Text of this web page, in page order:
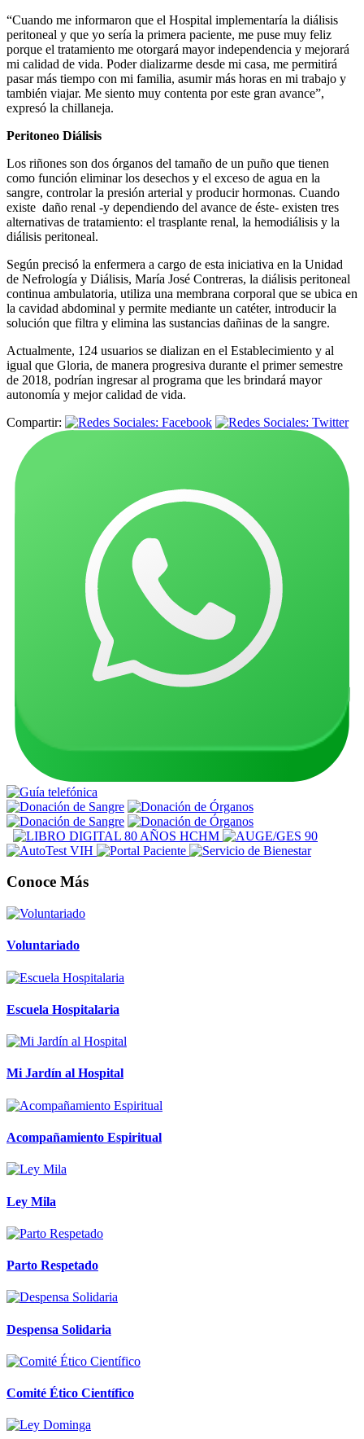
“Cuando me informaron que el Hospital implementaría la diálisis
peritoneal y que yo sería la primera paciente, me puse muy feliz
porque el tratamiento me otorgará mayor independencia y mejorará
mi calidad de vida. Poder dializarme desde mi casa, me permitirá
pasar más tiempo con mi familia, asumir más horas en mi trabajo y
también viajar. Me siento muy contenta por este gran avance”,
expresó la chillaneja.
Peritoneo Diálisis
Los riñones son dos órganos del tamaño de un puño que tienen
como función eliminar los desechos y el exceso de agua en la
sangre, controlar la presión arterial y producir hormonas. Cuando
existe daño renal -y dependiendo del avance de éste- existen tres
alternativas de tratamiento: el trasplante renal, la hemodiálisis y la
diálisis peritoneal.
Según precisó la enfermera a cargo de esta iniciativa en la Unidad
de Nefrología y Diálisis, María José Contreras, la diálisis peritoneal
continua ambulatoria, utiliza una membrana corporal que se ubica en
la cavidad abdominal y permite mediante un catéter, introducir la
solución que filtra y elimina las sustancias dañinas de la sangre.
Actualmente, 124 usuarios se dializan en el Establecimiento y al
igual que Gloria, de manera progresiva durante el primer semestre
de 2018, podrían ingresar al programa que les brindará mayor
autonomía y mejor calidad de vida.
Compartir:
Conoce Más
Voluntariado
Escuela Hospitalaria
Mi Jardín al Hospital
Acompañamiento Espiritual
Ley Mila
Parto Respetado
Despensa Solidaria
Comité Ético Científico